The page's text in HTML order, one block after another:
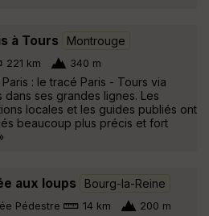
à Tours Montrouge
221 km 340 m
: le tracé Paris - Tours via
dans ses grandes lignes. Les
locales et les guides publiés ont
beaucoup plus précis et fort
aux loups Bourg-la-Reine
Pédestre 14 km 200 m